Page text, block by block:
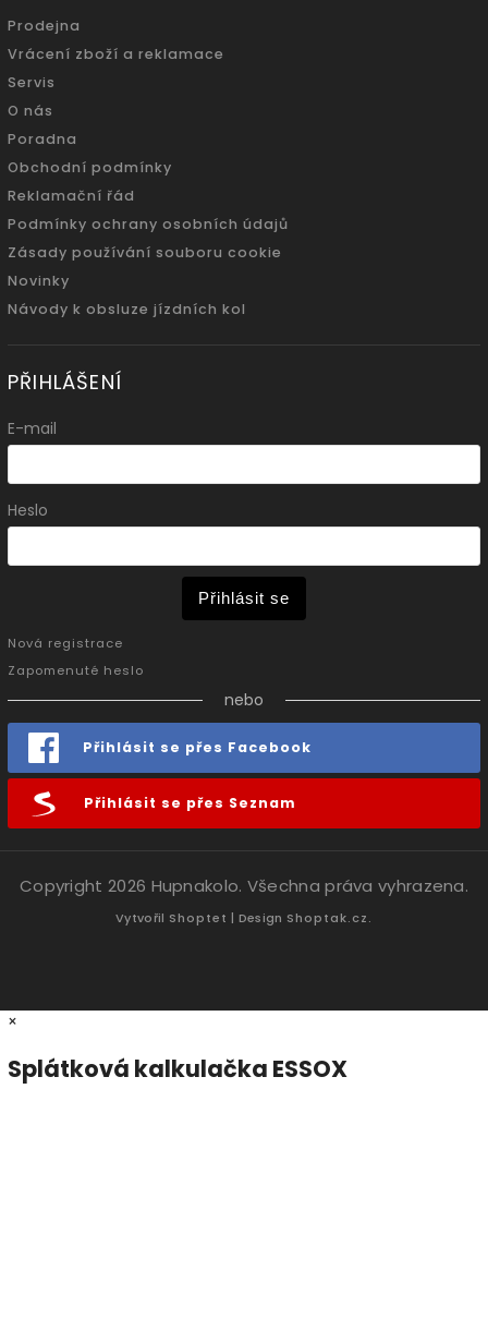
Prodejna
Vrácení zboží a reklamace
Servis
O nás
Poradna
Obchodní podmínky
Reklamační řád
Podmínky ochrany osobních údajů
Zásady používání souboru cookie
Novinky
Návody k obsluze jízdních kol
PŘIHLÁŠENÍ
E-mail
Heslo
Přihlásit se
Nová registrace
Zapomenuté heslo
nebo
Přihlásit se přes Facebook
Přihlásit se přes Seznam
Copyright 2026 Hupnakolo. Všechna práva vyhrazena.
Vytvořil Shoptet | Design Shoptak.cz.
×
Splátková kalkulačka ESSOX